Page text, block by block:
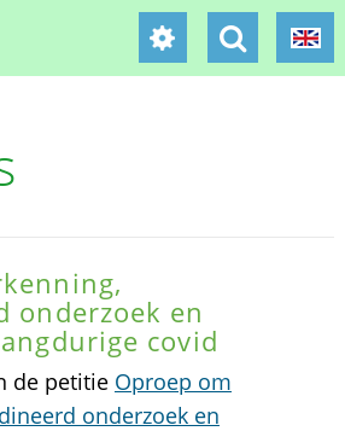
onderzoek en
covid
de petitie Oproep om
onderzoek en